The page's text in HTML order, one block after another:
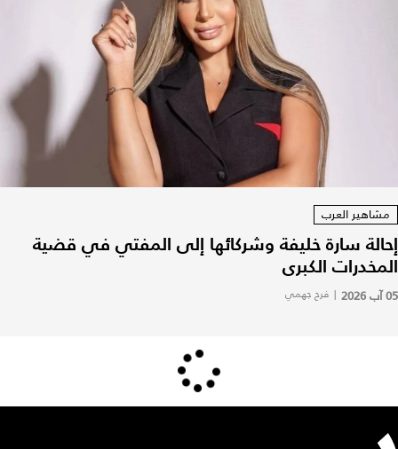
مشاهير العرب
إحالة سارة خليفة وشركائها إلى المفتي في قضية
المخدرات الكبرى
05 آب 2026 | فرح جهمي